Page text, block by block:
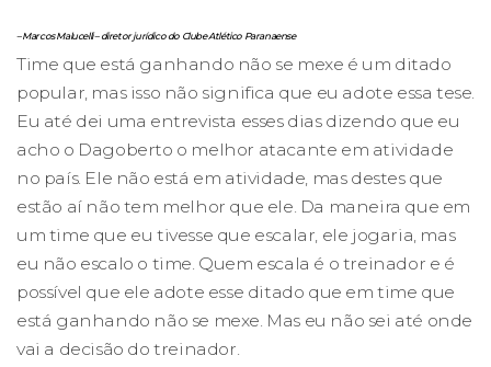
– Marcos Malucelli – diretor jurídico do Clube Atlético Paranaense
Time que está ganhando não se mexe é um ditado
popular, mas isso não significa que eu adote essa tese.
Eu até dei uma entrevista esses dias dizendo que eu
acho o Dagoberto o melhor atacante em atividade
no país. Ele não está em atividade, mas destes que
estão aí não tem melhor que ele. Da maneira que em
um time que eu tivesse que escalar, ele jogaria, mas
eu não escalo o time. Quem escala é o treinador e é
possível que ele adote esse ditado que em time que
está ganhando não se mexe. Mas eu não sei até onde
vai a decisão do treinador.